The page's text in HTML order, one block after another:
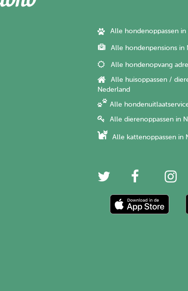
Alle hondenoppassen in
Alle hondenpensions in
Alle hondenopvang
Alle huisoppassen /
Nederland
Alle
Alle dierenoppassen in
Alle kattenoppassen in